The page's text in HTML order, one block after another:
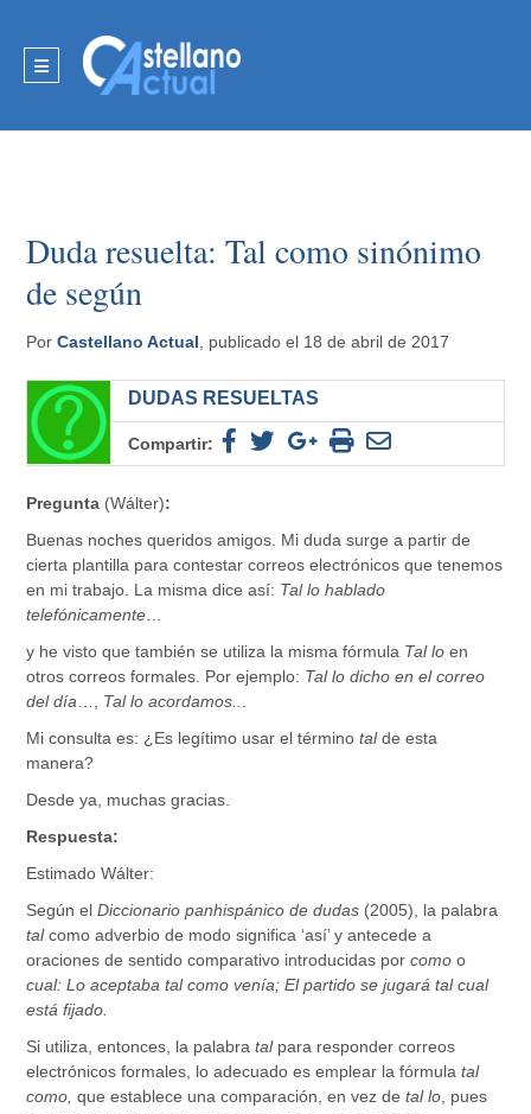
Duda resuelta: Tal como sinónimo
de según
PorCastellano Actual , publicado el 18 de abril de 2017
DUDAS RESUELTAS
Compartir:
Pregunta (Wálter):
Buenas noches queridos amigos. Mi duda surge a partir de
cierta plantilla para contestar correos electrónicos que tenemos
en mi trabajo. La misma dice así: Tal lo hablado
telefónicamente
y he visto que también se utiliza la misma fórmula Tal lo en
otros correos formales. Por ejemplo: Tal lo dicho en el correo
del día
Tal lo acordamos..
Mi consulta es: ¿Es legítimo usar el términotalde esta
manera?
Desde ya, muchas gracias.
Respuesta:
Estimado Wálter:
Según elDiccionario panhispánico de dudas (2005), la palabra
talcomo adverbio de modo significa ‘así’ y antecede a
oraciones de sentido comparativo introducidas porcomo o
cual: Lo aceptaba tal como venía; El partido se jugará tal cual
está fijado.
Si utiliza, entonces, la palabratalpara responder correos
electrónicos formales, lo adecuado es emplear la fórmulatal
como, que establece una comparación, en vez detal lo , pues